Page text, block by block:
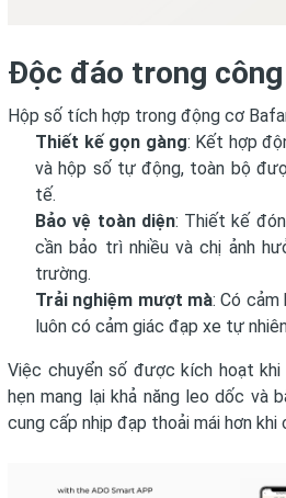
Độc đáo trong công
Hộp số tích hợp trong động cơ
Thiết kế gọn gàng: Kết hợp
và hộp số tự động, toàn bộ
tế.
Bảo vệ toàn diện: Thiết kế
cần bảo trì nhiều và chị ảnh
trường.
Trải nghiệm mượt mà: Có cảm
luôn có cảm giác đạp xe tự
Việc chuyển số được kích hoạt
hẹn mang lại khả năng leo dốc và
cung cấp nhịp đạp thoải mái hơn khi